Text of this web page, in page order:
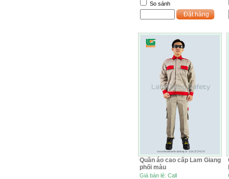
So sánh
Đặt hàng
Quần áo cao cấp Lam Giang
phối màu
Giá bán lẻ: Call